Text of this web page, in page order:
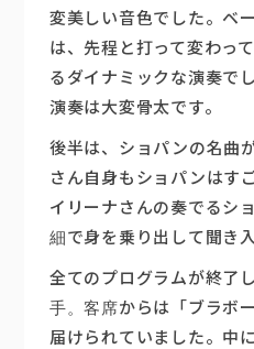
変美しい音色でした。ベ
は、先程と打って変わっ
るダイナミックな演奏で
演奏は大変骨太です。
後半は、ショパンの名曲
さん自身もショパンはす
イリーナさんの奏でるシ
細で身を乗り出して聞き
全てのプログラムが終了
手。客席からは「ブラボ
届けられていました。中